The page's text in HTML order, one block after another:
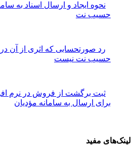
نحوه ایجاد و ارسال اسناد به
حسیب نت
رد صورتحسابی که اثری از آن
حسیب نت نیست
ثبت برگشت از فروش در نرم
برای ارسال به سامانه مؤدیان
لینک‌های مفید